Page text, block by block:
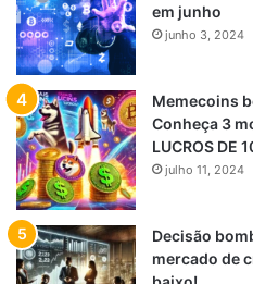
em junho
junho 3, 2024
Memecoins
Conheça 3
LUCROS DE
julho 11, 2024
Decisão
mercado de